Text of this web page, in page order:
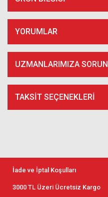
YORUMLAR
UZMANLARIMIZA SORUN
TAKSIT SEÇENEKLERI
İade ve İptal Koşulları
3000 TL Üzeri Ücretsiz Kargo